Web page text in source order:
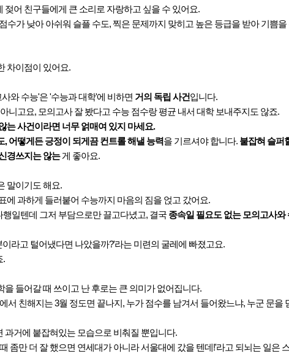
어 친구들에게 큰 소리로 자랑하고 싶을 수 있어요.
수가 낮아 아쉬워 슬플 수도, 찍은 문제까지 맞히고 높은 등급을 받아 기쁨을
차이점이 있어요.
와 수능'은 '수능과 대학'에 비하면 거의 독립 사건입니다.
니고요, 모의고사 잘 봤다고 수능 점수랑 평균 내서 대학 보내주지도 않죠.
는 사건이라면 너무 얽매여 있지 마세요.
어떻게든 긍정이 되게끔 컨트롤 해낼 능력을 기르셔야 합니다. 붙잡혀 슬퍼
경쓰지는 않는게 좋아요.
말이기도 해요.
에 과하게 들러붙어 수능까지 마음의 짐을 얹고 갔어요.
일텐데 그저 부담으로만 끌고다녔고, 결국 종속일 필요도 없는 모의고사와
라고 털어냈다면 나았을까?'라는 미련의 굴레에 빠졌고요.
.
을 들어갈 때 쓰이고 난 후로는 큰 의미가 없어집니다.
서 친해지는 3월 정도면 끝나지, 누가 점수를 남겨서 들어왔느냐, 누군 문을
과거에 붙잡혀있는 모습으로 비춰질 뿐입니다.
좀만 더 잘 했으면 연세대가 아니라 서울대에 갔을 텐데!'라고 되뇌는 일은